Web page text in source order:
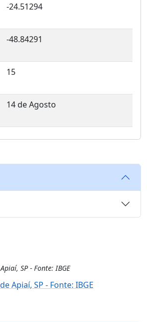
-24.51294
-48.84291
15
14 de Agosto
Apiaí, SP - Fonte: IBGE